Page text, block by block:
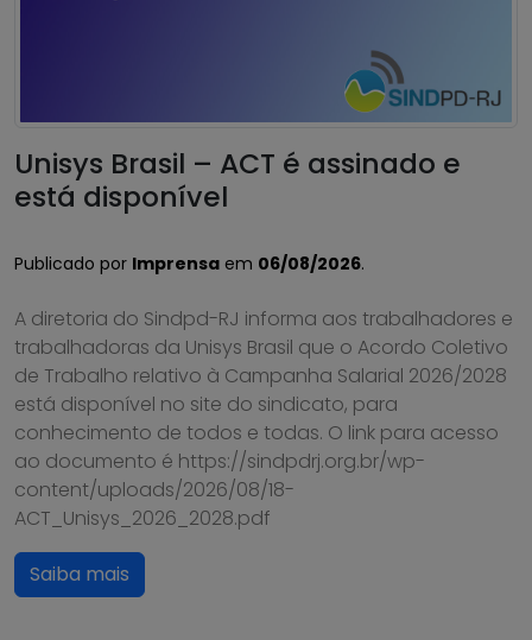
Unisys Brasil – ACT é assinado e
está disponível
Publicado por Imprensa em 06/08/2026.
A diretoria do Sindpd-RJ informa aos trabalhadores e
trabalhadoras da Unisys Brasil que o Acordo Coletivo
de Trabalho relativo à Campanha Salarial 2026/2028
está disponível no site do sindicato, para
conhecimento de todos e todas. O link para acesso
ao documento é https://sindpdrj.org.br/wp-
content/uploads/2026/08/18-
ACT_Unisys_2026_2028.pdf
Saiba mais